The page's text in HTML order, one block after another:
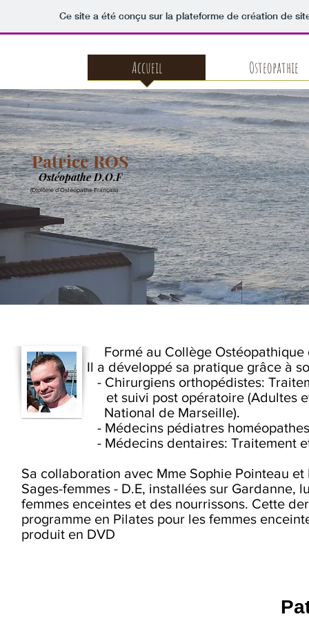
Ce site a été conçu sur la plateforme de création de
Accueil Osteopathie
Formé au Collège
Il a développé sa pratique grâce à
- Chirurgiens orthopédistes:
et suivi post opératoire (Adultes et
National de Marseille).
- Médecins pédiatres homéopathes:
- Médecins dentaires: Traitement et
Sa collaboration avec Mme Sophie Pointeau
Sages-femmes - D.E, installées sur
femmes enceintes et des nourrissons. Cette
programme en Pilates pour les femmes
produit en DVD
Patrice ROS
Ostéopathe D.O.F
(Diplôme d'Ostéopathe Français)